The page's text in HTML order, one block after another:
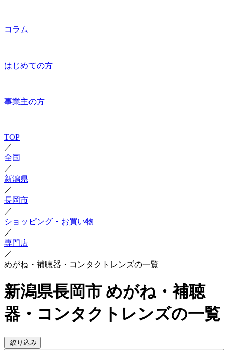
コラム
はじめての方
事業主の方
TOP
／
全国
／
新潟県
／
長岡市
／
ショッピング・お買い物
／
専門店
／
めがね・補聴器・コンタクトレンズの一覧
新潟県長岡市 めがね・補聴
器・コンタクトレンズの一覧
絞り込み